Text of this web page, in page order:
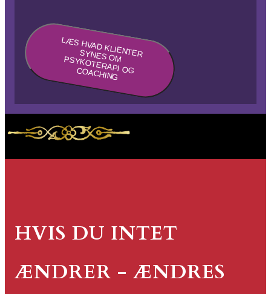
LÆ
S HVAD KLIENTER SYNES OM PSYKOTERAPI OG COACHING
HVIS DU INTET
ÆNDRER - ÆNDRES